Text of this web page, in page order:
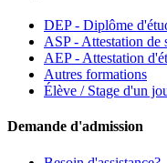
DEP - Diplôme
ASP - Attestation de
AEP - Attestation
Autres formations
Élève / Stage d'un
Demande d'admission